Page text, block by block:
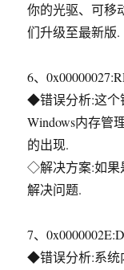
你的光驱、可移
们升级至最新版.
6、
◆错误分析:这个
Windows内存管
的出现.
◇解决方案:如果
解决问题.
7、
◆错误分析:系统